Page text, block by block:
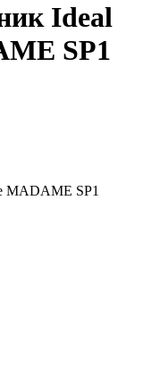
Ideal
SP1
MADAME SP1